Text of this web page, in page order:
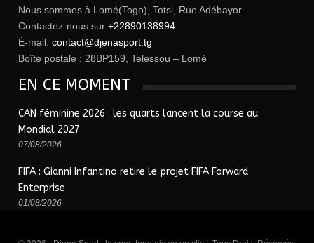
Nous sommes à Lomé(Togo), Totsi, Rue Adébayor
Contactez-nous sur +22890138994
É-mail: contact@djenasport.tg
Boîte postale : 28BP159, Telessou – Lomé
EN CE MOMENT
CAN féminine 2026 : les quarts lancent la course au
Mondial 2027
07/08/2026
FIFA : Gianni Infantino retire le projet FIFA Forward
Enterprise
01/08/2026